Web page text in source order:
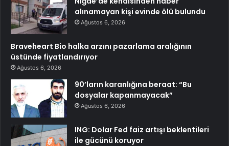
alınamayan kişi evinde ölü bulundu
Ağustos 6, 2026
Braveheart Bio halka arzını pazarlama aralığının
üstünde fiyatlandırıyor
Ağustos 6, 2026
90’ların karanlığına beraat: “Bu
dosyalar kapanmayacak”
Ağustos 6, 2026
ING: Dolar Fed faiz artışı beklentileri
ile gücünü koruyor